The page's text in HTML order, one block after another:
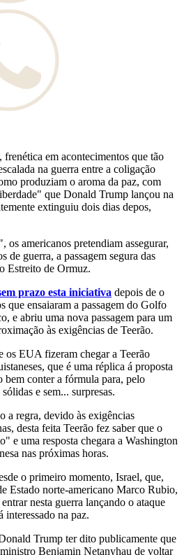
em acontecimentos que tão
na guerra entre a coligação
produziam o aroma da paz, com
que Donald Trump lançou na
extinguiu dois dias depos,
americanos pretendiam assegurar,
de guerra, a passagem segura das
Estreito de Ormuz.
prazo esta iniciativa depois de o
que ensaiaram a passagem do Golfo
e abriu uma nova passagem para um
às exigências de Teerão.
os EUA fizeram chegar a Teerão
que é uma réplica á proposta
bem conter a fórmula para, pelo
e sem... surpresas.
a regra, devido às exigências
desta feita Teerão fez saber que o
e uma resposta chegara a Washington
nas próximas horas.
o primeiro momento, Israel, que,
Estado norte-americano Marco Rubio,
nesta guerra lançando o ataque
interessado na paz.
Trump ter dito publicamente que
Benjamin Netanyhau de voltar